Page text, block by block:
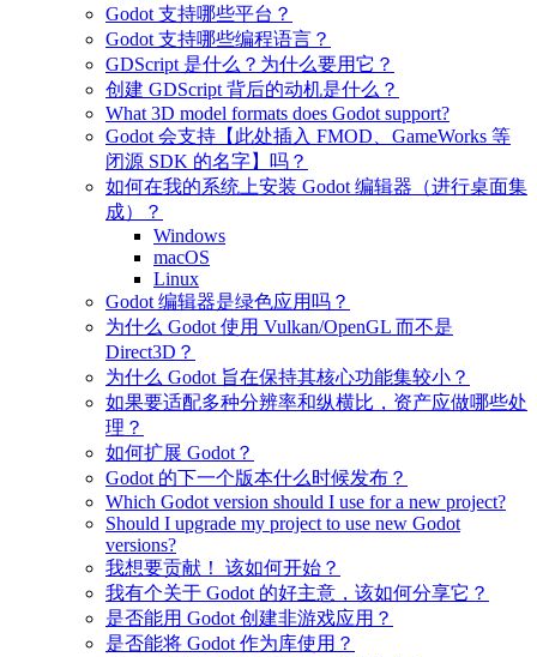
Godot 支持哪些平台？
Godot 支持哪些编程语言？
GDScript 是什么？为什么要用它？
创建 GDScript 背后的动机是什么？
What 3D model formats does Godot support?
Godot 会支持【此处插入 FMOD、GameWorks 等
闭源 SDK 的名字】吗？
如何在我的系统上安装 Godot 编辑器（进行桌面集
成）？
Windows
macOS
Linux
Godot 编辑器是绿色应用吗？
为什么 Godot 使用 Vulkan/OpenGL 而不是
Direct3D？
为什么 Godot 旨在保持其核心功能集较小？
如果要适配多种分辨率和纵横比，资产应做哪些处
理？
如何扩展 Godot？
Godot 的下一个版本什么时候发布？
Which Godot version should I use for a new project?
Should I upgrade my project to use new Godot
versions?
我想要贡献！ 该如何开始？
我有个关于 Godot 的好主意，该如何分享它？
是否能用 Godot 创建非游戏应用？
是否能将 Godot 作为库使用？